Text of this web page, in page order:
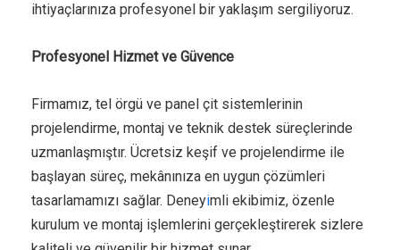
ihtiyaçlarınıza profesyonel bir yaklaşım sergiliyoruz.
Profesyonel Hizmet ve Güvence
Firmamız, tel örgü ve panel çit sistemlerinin
projelendirme, montaj ve teknik destek süreçlerinde
uzmanlaşmıştır. Ücretsiz keşif ve projelendirme ile
başlayan süreç, mekânınıza en uygun çözümleri
tasarlamamızı sağlar. Deneyimli ekibimiz, özenle
kurulum ve montaj işlemlerini gerçekleştirerek sizlere